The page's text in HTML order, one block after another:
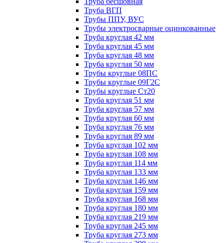
Труба ВГП
Трубы ППУ, ВУС
Трубы электросварные оцинкованные
Труба круглая 42 мм
Труба круглая 45 мм
Труба круглая 48 мм
Труба круглая 50 мм
Трубы круглые 08ПС
Трубы круглые 09Г2С
Трубы круглые Ст20
Труба круглая 51 мм
Труба круглая 57 мм
Труба круглая 60 мм
Труба круглая 76 мм
Труба круглая 89 мм
Труба круглая 102 мм
Труба круглая 108 мм
Труба круглая 114 мм
Труба круглая 133 мм
Труба круглая 146 мм
Труба круглая 159 мм
Труба круглая 168 мм
Труба круглая 180 мм
Труба круглая 219 мм
Труба круглая 245 мм
Труба круглая 273 мм